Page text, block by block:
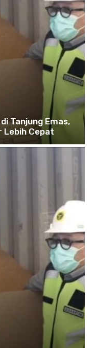
Tanjung Emas,
Lebih Cepat